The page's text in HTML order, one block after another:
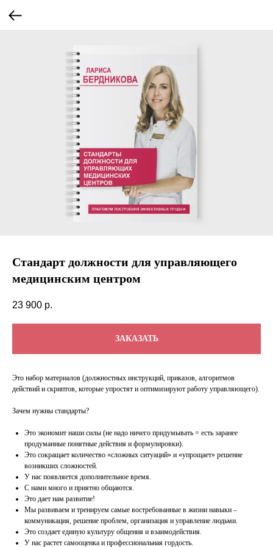
Стандарт должности для управляющего
медицинским центром
23 900 р.
ЗАКАЗАТЬ
Это набор материалов (должностных инструкций, приказов, алгоритмов
действий и скриптов, которые упростят и оптимизируют работу управляющего).
Зачем нужны стандарты?
Это экономит наши силы (не надо ничего придумывать = есть заранее
продуманные понятные действия и формулировки).
Это сокращает количество «сложных ситуаций» и «упрощает» решение
возникших сложностей.
У нас появляется дополнительное время.
С нами много и приятно общаются.
Это дает нам развитие!
Мы развиваем и тренируем самые востребованные в жизни навыки –
коммуникация, решение проблем, организация и управление людьми.
Это создает единую культуру общения и взаимодействия.
У нас растет самооценка и профессиональная гордость.